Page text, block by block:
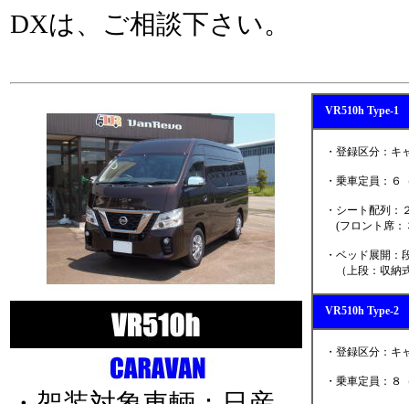
DXは、ご相談下さい。
VR510h Type-1
・登録区分：キ
・乗車定員：６
・シート配列：
(フロント席：
・ベッド展開：
（上段：収納式
VR510h Type-2
・登録区分：キ
・乗車定員：８